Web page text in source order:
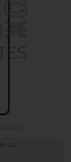
AA